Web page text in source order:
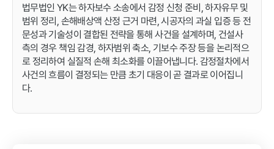
법무법인 YK는 하자보수 소송에서 감정 신청 준비, 하자유무 및
범위 정리, 손해배상액 산정 근거 마련, 시공자의 과실 입증 등 전
문성과 기술성이 결합된 전략을 통해 사건을 설계하며, 건설사
측의 경우 책임 감경, 하자범위 축소, 기보수 주장 등을 논리적으
로 정리하여 실질적 손해 최소화를 이끌어냅니다. 감정절차에서
사건의 흐름이 결정되는 만큼 초기 대응이 곧 결과로 이어집니
다.